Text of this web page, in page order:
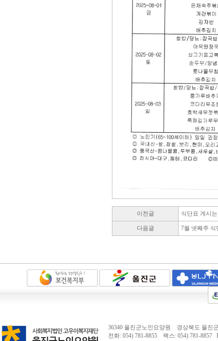
이전글 식단표 게시
다음글 7월 넷째주 식
36340 울진군노인요양원 경상북도 울진
전화: 054) 781-8855 팩스: 054) 781-8857